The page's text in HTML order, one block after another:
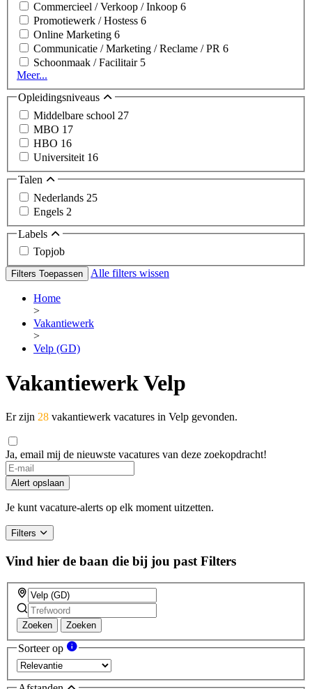
Commercieel / Verkoop / Inkoop 6
Promotiewerk / Hostess 6
Online Marketing 6
Communicatie / Marketing / Reclame / PR 6
Schoonmaak / Facilitair 5
Meer...
Opleidingsniveaus
Middelbare school 27
MBO 17
HBO 16
Universiteit 16
Talen
Nederlands 25
Engels 2
Labels
Topjob
Filters Toepassen Alle filters wissen
Home
>
Vakantiewerk
>
Velp (GD)
Vakantiewerk Velp
Er zijn 28 vakantiewerk vacatures in Velp gevonden.
Ja, email mij de nieuwste vacatures van deze zoekopdracht!
Alert opslaan
Je kunt vacature-alerts op elk moment uitzetten.
Filters
Vind hier de baan die bij jou past Filters
Zoeken Zoeken
Sorteer op